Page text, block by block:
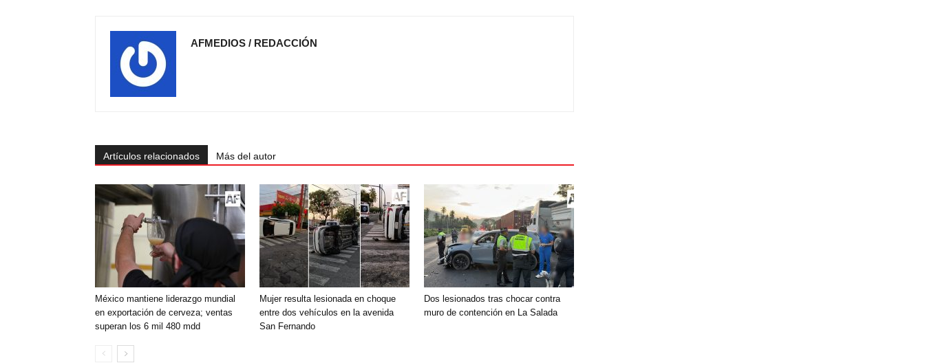
AFMEDIOS / REDACCIÓN
Artículos relacionados Más del autor
México mantiene liderazgo mundial
en exportación de cerveza; ventas
superan los 6 mil 480 mdd
Mujer resulta lesionada en choque
entre dos vehículos en la avenida
San Fernando
Dos lesionados tras chocar contra
muro de contención en La Salada